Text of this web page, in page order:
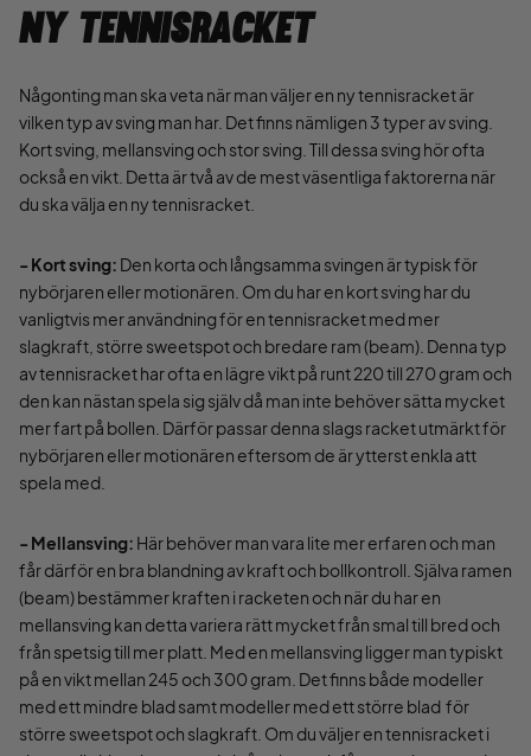
Ny Tennisracket
Någonting man ska veta när man väljer en ny tennisracket är
vilken typ av sving man har. Det finns nämligen 3 typer av sving.
Kort sving, mellansving och stor sving. Till dessa sving hör ofta
också en vikt. Detta är två av de mest väsentliga faktorerna när
du ska välja en ny tennisracket.
- Kort sving: Den korta och långsamma svingen är typisk för
nybörjaren eller motionären. Om du har en kort sving har du
vanligtvis mer användning för en tennisracket med mer
slagkraft, större sweetspot och bredare ram (beam). Denna typ
av tennisracket har ofta en lägre vikt på runt 220 till 270 gram och
den kan nästan spela sig själv då man inte behöver sätta mycket
mer fart på bollen. Därför passar denna slags racket utmärkt för
nybörjaren eller motionären eftersom de är ytterst enkla att
spela med.
- Mellansving: Här behöver man vara lite mer erfaren och man
får därför en bra blandning av kraft och bollkontroll. Själva ramen
(beam) bestämmer kraften i racketen och när du har en
mellansving kan detta variera rätt mycket från smal till bred och
från spetsig till mer platt. Med en mellansving ligger man typiskt
på en vikt mellan 245 och 300 gram. Det finns både modeller
med ett mindre blad samt modeller med ett större blad för
större sweetspot och slagkraft. Om du väljer en tennisracket i